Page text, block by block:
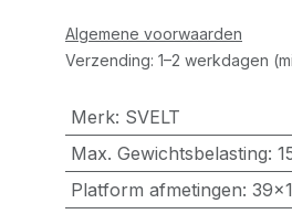
Algemene voorwaarden
Verzending: 1–2 werkdagen
Merk: SVELT
Max. Gewichtsbelasting:
Platform afmetingen: